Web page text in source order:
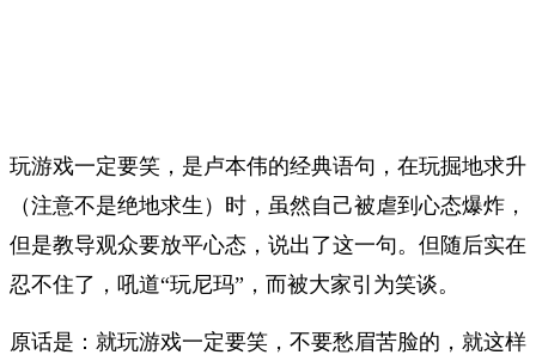
玩游戏一定要笑，是卢本伟的经典语句，在玩掘地求升
（注意不是绝地求生）时，虽然自己被虐到心态爆炸，
但是教导观众要放平心态，说出了这一句。但随后实在
忍不住了，吼道“玩尼玛”，而被大家引为笑谈。
原话是： 就玩游戏一定要笑，不要愁眉苦脸的，就这样